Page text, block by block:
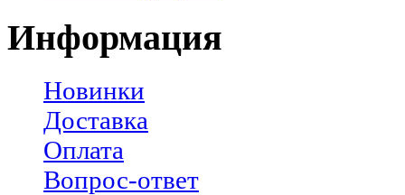
Информация
Новинки
Доставка
Оплата
Вопрос-ответ